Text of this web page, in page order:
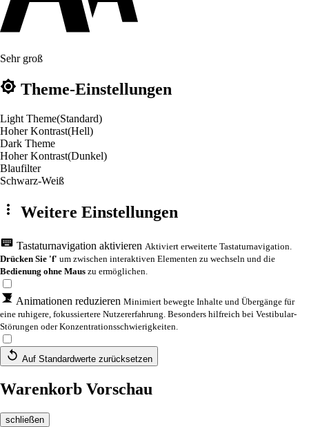
Sehr groß
Theme-Einstellungen
Light Theme(Standard)
Hoher Kontrast(Hell)
Dark Theme
Hoher Kontrast(Dunkel)
Blaufilter
Schwarz-Weiß
Weitere Einstellungen
Tastaturnavigation aktivieren Aktiviert erweiterte Tastaturnavigation.
Drücken Sie 'f' um zwischen interaktiven Elementen zu wechseln und die
Bedienung ohne Maus zu ermöglichen.
Animationen reduzieren Minimiert bewegte Inhalte und Übergänge für
eine ruhigere, fokussiertere Nutzererfahrung. Besonders hilfreich bei Vestibular-
Störungen oder Konzentrationsschwierigkeiten.
Auf Standardwerte zurücksetzen
Warenkorb Vorschau
schließen